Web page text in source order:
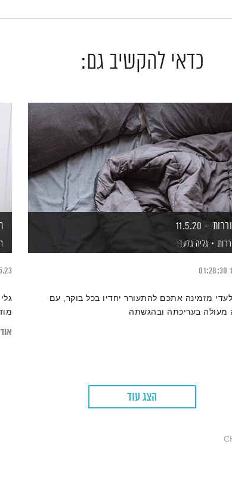
כדאי להקשיב גם:
– 11.5.20
גליה גלעדי
01:28:30
מזמינה אתכם להתעורר יחדיו בכל בוקר, עם
מעולה בעריכתה ובהגשתה
הצג עוד